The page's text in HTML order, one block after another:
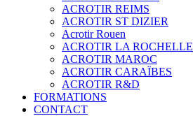
ACROTIR REIMS
ACROTIR ST DIZIER
Acrotir Rouen
ACROTIR LA ROCHELLE
ACROTIR MAROC
ACROTIR CARAÏBES
ACROTIR R&D
FORMATIONS
CONTACT